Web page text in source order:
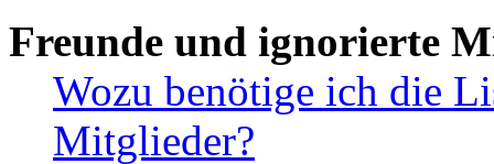
Freunde und ignorierte
Wozu benötige ich die
Mitglieder?